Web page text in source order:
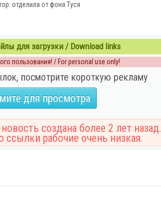
отделила от фона Туся
для загрузки / Download links
пользования! / For personal use only!
посмотрите короткую рекламу
для просмотра
создана более 2 лет назад.
ссылки рабочие очень низкая.